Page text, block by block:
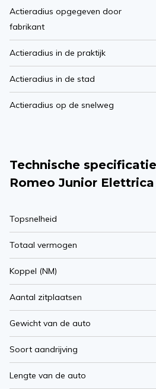
Actieradius opgegeven door
fabrikant
Actieradius in de praktijk
Actieradius in de stad
Actieradius op de snelweg
Technische
Romeo Junior
Topsnelheid
Totaal vermogen
Koppel (NM)
Aantal zitplaatsen
Gewicht van de auto
Soort aandrijving
Lengte van de auto